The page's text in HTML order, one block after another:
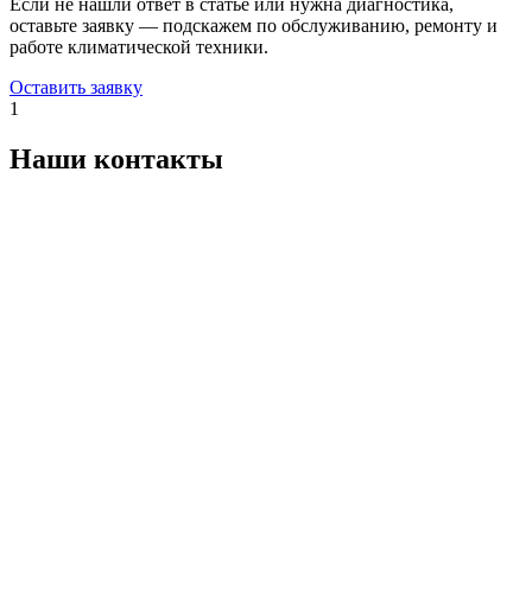
оставьте заявку — подскажем по обслуживанию, ремонту и
работе климатической техники.
Оставить заявку
1
Наши контакты